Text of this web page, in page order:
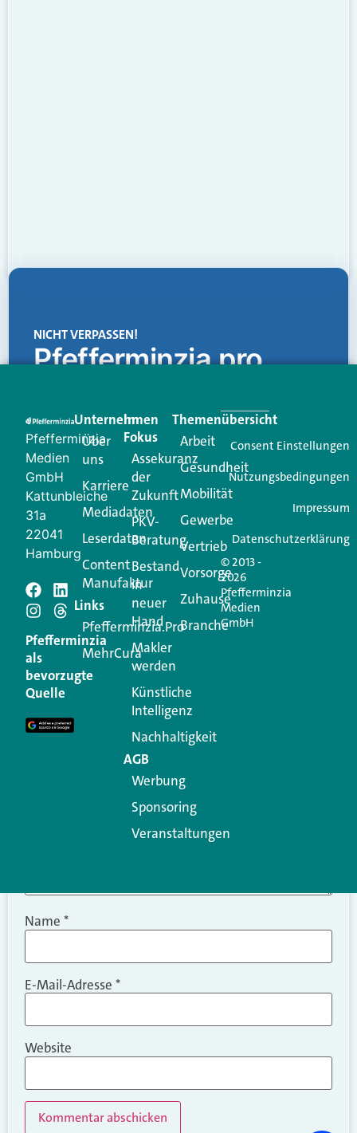
NICHT VERPASSEN!
Pfefferminzia.pro
Creator für Ihre Kundenkommunikation. Alles, was
Ihren Vertriebsalltag leichter macht. Mit nur einem
Login.
Jetzt anmelden
Schreiben Sie einen
Kommentar
Ihre E-Mail-Adresse wird nicht veröffentlicht.
Erforderliche Felder sind mit
Kommentar
Name *
E-Mail-Adresse *
Website
Pfefferminzia
Medien
GmbH
Kattunbleiche
31a
22041
Hamburg
Pfefferminzia
als
bevorzugte
Quelle
Unternehmen
Über
uns
Karriere
Mediadaten
Leserdaten
Content
Manufaktur
Links
Pfefferminzia.Pro
MehrCura
Im
Fokus
Assekuranz
der
Zukunft
PKV-
Beratung
Bestand
in
neuer
Hand
Makler
werden
Künstliche
Intelligenz
Nachhaltigkeit
AGB
Werbung
Sponsoring
Veranstaltungen
Themenübersicht
Arbeit
Gesundheit
Mobilität
Gewerbe
Vertrieb
Vorsorge
Zuhause
Branche
© 2013 -
2026
Pfefferminzia
Medien
GmbH
Consent Einstellungen
Nutzungsbedingungen
Impressum
Datenschutzerklärung